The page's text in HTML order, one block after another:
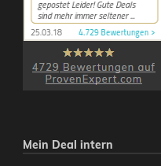
Mein Deal intern